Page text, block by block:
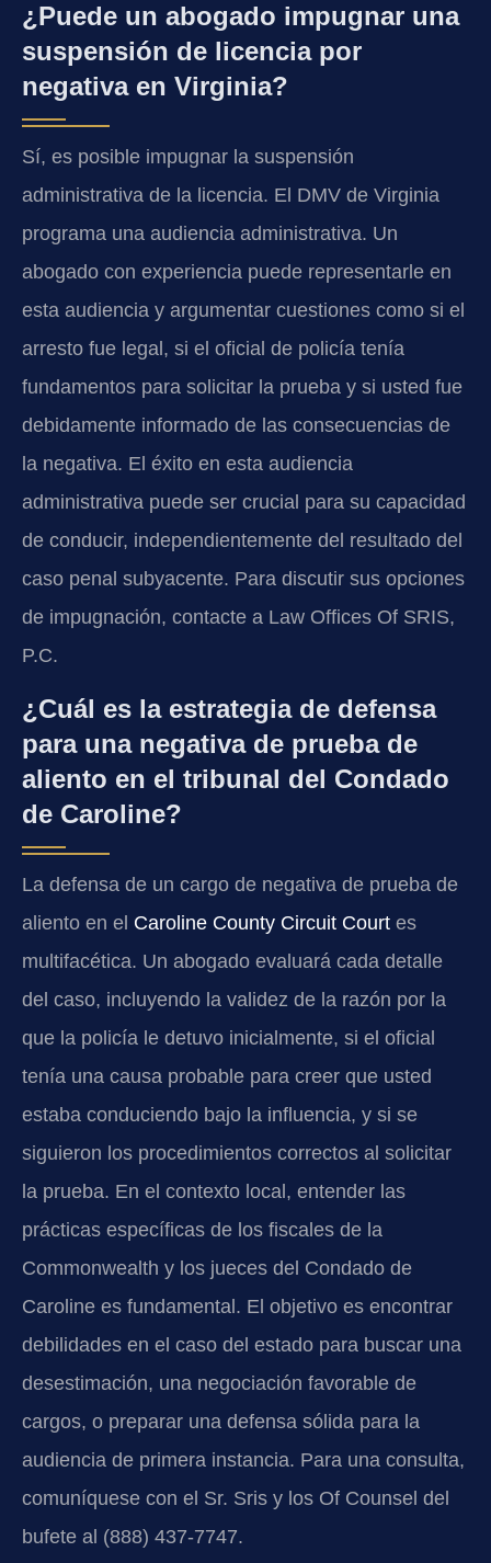
¿Puede un abogado impugnar una
suspensión de licencia por
negativa en Virginia?
Sí, es posible impugnar la suspensión
administrativa de la licencia. El DMV de Virginia
programa una audiencia administrativa. Un
abogado con experiencia puede representarle en
esta audiencia y argumentar cuestiones como si el
arresto fue legal, si el oficial de policía tenía
fundamentos para solicitar la prueba y si usted fue
debidamente informado de las consecuencias de
la negativa. El éxito en esta audiencia
administrativa puede ser crucial para su capacidad
de conducir, independientemente del resultado del
caso penal subyacente. Para discutir sus opciones
de impugnación, contacte a Law Offices Of SRIS,
P.C.
¿Cuál es la estrategia de defensa
para una negativa de prueba de
aliento en el tribunal del Condado
de Caroline?
La defensa de un cargo de negativa de prueba de
aliento en el Caroline County Circuit Court es
multifacética. Un abogado evaluará cada detalle
del caso, incluyendo la validez de la razón por la
que la policía le detuvo inicialmente, si el oficial
tenía una causa probable para creer que usted
estaba conduciendo bajo la influencia, y si se
siguieron los procedimientos correctos al solicitar
la prueba. En el contexto local, entender las
prácticas específicas de los fiscales de la
Commonwealth y los jueces del Condado de
Caroline es fundamental. El objetivo es encontrar
debilidades en el caso del estado para buscar una
desestimación, una negociación favorable de
cargos, o preparar una defensa sólida para la
audiencia de primera instancia. Para una consulta,
comuníquese con el Sr. Sris y los Of Counsel del
bufete al (888) 437-7747.